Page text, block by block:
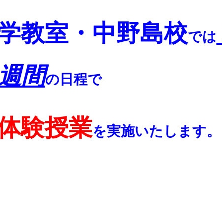
教室・中野島校では
間の日程で
験授業を実施いたします。